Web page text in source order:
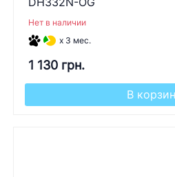
Нет в наличии
x 3 мес.
1 130 грн.
В